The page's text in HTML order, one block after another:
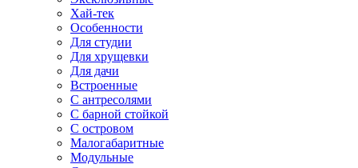
Хай-тек
Особенности
Для студии
Для хрущевки
Для дачи
Встроенные
С антресолями
С барной стойкой
С островом
Малогабаритные
Модульные